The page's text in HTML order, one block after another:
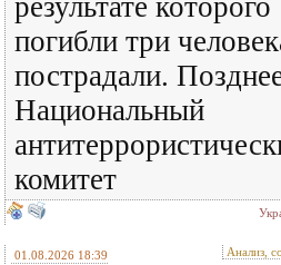
результате которого
погибли три
пострадали.
Национальный
комитет
01.08.2026 18:39 Анализ,